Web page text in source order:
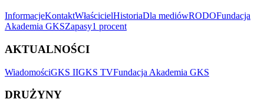
InformacjeKontaktWłaścicielHistoriaDla mediówRODOFundacja
Akademia GKSZapasy1 procent
AKTUALNOŚCI
WiadomościGKS IIGKS TVFundacja Akademia GKS
DRUŻYNY